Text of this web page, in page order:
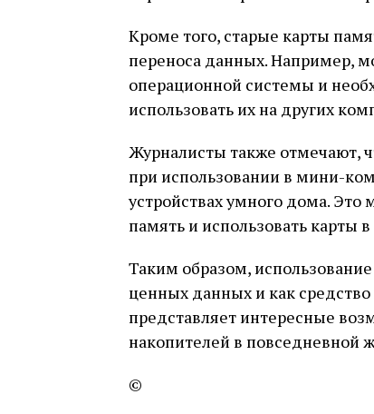
Кроме того, старые карты
переноса данных. Например,
операционной системы и
использовать их на других
Журналисты также отмечают,
при использовании в мини-
устройствах умного дома.
память и использовать карты
Таким образом,
ценных данных и как
представляет интересные
накопителей в повседневной
©